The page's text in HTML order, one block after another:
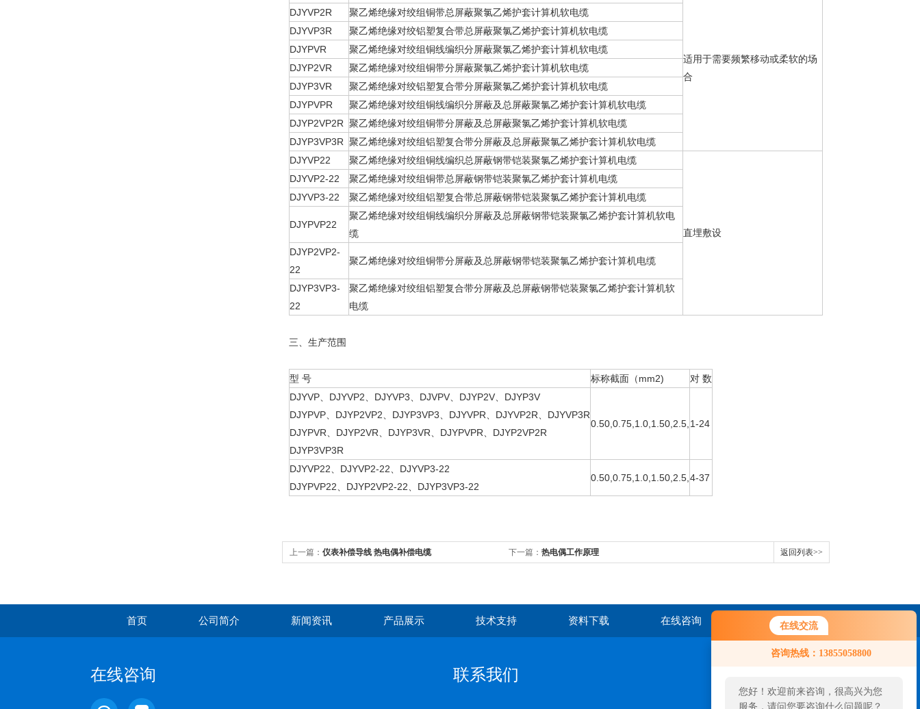
在线交流
咨询热线：13855058800
您好！欢迎前来咨询，很高兴为您
服务，请问您要咨询什么问题呢？
适用于需要频繁移动或柔软的场
合
DJYVP2R
聚乙烯绝缘对绞组铜带总屏蔽聚氯乙烯护套计算机软电缆
DJYVP3R
聚乙烯绝缘对绞铝塑复合带总屏蔽聚氯乙烯护套计算机软电缆
DJYPVR
聚乙烯绝缘对绞组铜线编织分屏蔽聚氯乙烯护套计算机软电缆
DJYP2VR
聚乙烯绝缘对绞组铜带分屏蔽聚氯乙烯护套计算机软电缆
DJYP3VR
聚乙烯绝缘对绞铝塑复合带分屏蔽聚氯乙烯护套计算机软电缆
DJYPVPR
聚乙烯绝缘对绞组铜线编织分屏蔽及总屏蔽聚氯乙烯护套计算机软电缆
DJYP2VP2R 聚乙烯绝缘对绞组铜带分屏蔽及总屏蔽聚氯乙烯护套计算机软电缆
DJYP3VP3R 聚乙烯绝缘对绞组铝塑复合带分屏蔽及总屏蔽聚氯乙烯护套计算机软电缆
DJYVP22
聚乙烯绝缘对绞组铜线编织总屏蔽钢带铠装聚氯乙烯护套计算机电缆
直埋敷设
DJYVP2-22
聚乙烯绝缘对绞组铜带总屏蔽钢带铠装聚氯乙烯护套计算机电缆
DJYVP3-22
聚乙烯绝缘对绞组铝塑复合带总屏蔽钢带铠装聚氯乙烯护套计算机电缆
DJYPVP22
聚乙烯绝缘对绞组铜线编织分屏蔽及总屏蔽钢带铠装聚氯乙烯护套计算机软电
缆
DJYP2VP2-
22
聚乙烯绝缘对绞组铜带分屏蔽及总屏蔽钢带铠装聚氯乙烯护套计算机电缆
DJYP3VP3-
22
聚乙烯绝缘对绞组铝塑复合带分屏蔽及总屏蔽钢带铠装聚氯乙烯护套计算机软
电缆
三、生产范围
型 号 标称截面（mm2)
对 数
DJYVP、DJYVP2、DJYVP3、DJVPV、DJYP2V、DJYP3V
DJYPVP、DJYP2VP2、DJYP3VP3、DJYVPR、DJYVP2R、DJYVP3R
DJYPVR、DJYP2VR、DJYP3VR、DJYPVPR、DJYP2VP2R
DJYP3VP3R
0.50,0.75,1.0,1.50,2.5, 1-24
DJYVP22、DJYVP2-22、DJYVP3-22
DJYPVP22、DJYP2VP2-22、DJYP3VP3-22
0.50,0.75,1.0,1.50,2.5, 4-37
上一篇： 仪表补偿导线 热电偶补偿电缆 下一篇： 热电偶工作原理 返回列表>>
首页 公司简介 新闻资讯 产品展示 技术支持 资料下载 在线咨询 联系我们
在线咨询 联系我们